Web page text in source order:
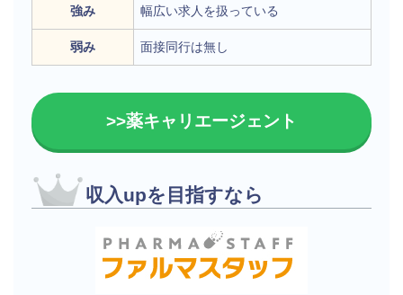
強み 幅広い求人を扱っている
弱み 面接同行は無し
>>薬キャリエージェント
収入upを目指すなら